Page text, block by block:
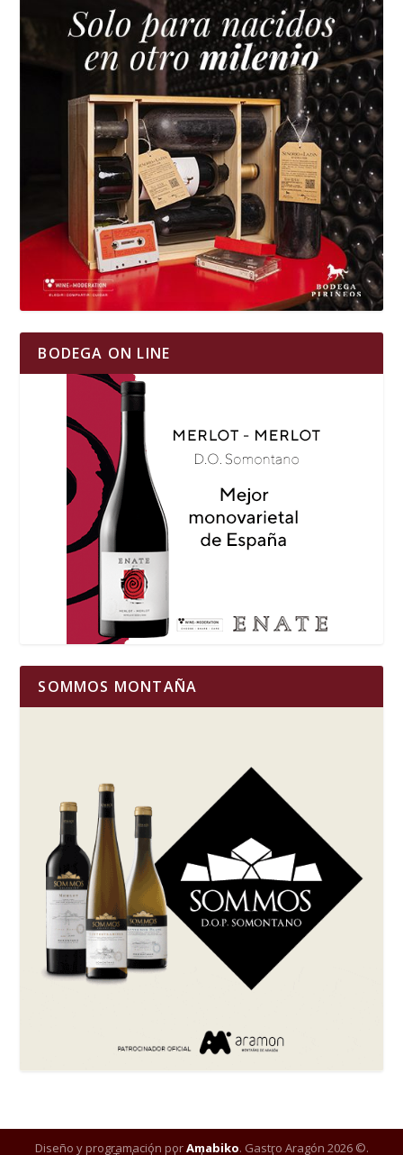
BODEGA ON LINE
SOMMOS MONTAÑA
Diseño y programación porAmabiko. Gastro Aragón 2026 ©.